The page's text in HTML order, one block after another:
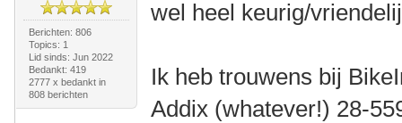
Berichten: 806
Topics: 1
Lid sinds: Jun 2022
Bedankt: 419
2777 x bedankt in
808 berichten
wel heel keurig/
Ik heb trouwens bij
Addix (whatever!) 28-